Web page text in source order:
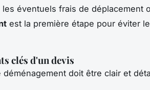
éventuels frais de déplacement
est la première étape pour éviter
clés d'un devis
déménagement doit être clair et